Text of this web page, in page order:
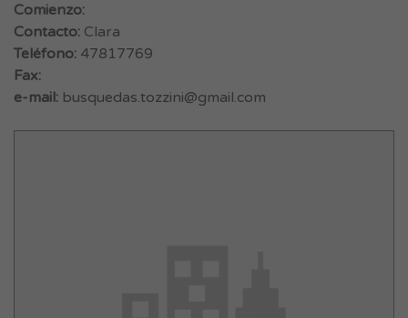
Comienzo:
Contacto: Clara
Teléfono: 47817769
Fax:
e-mail: busquedas.tozzini@gmail.com